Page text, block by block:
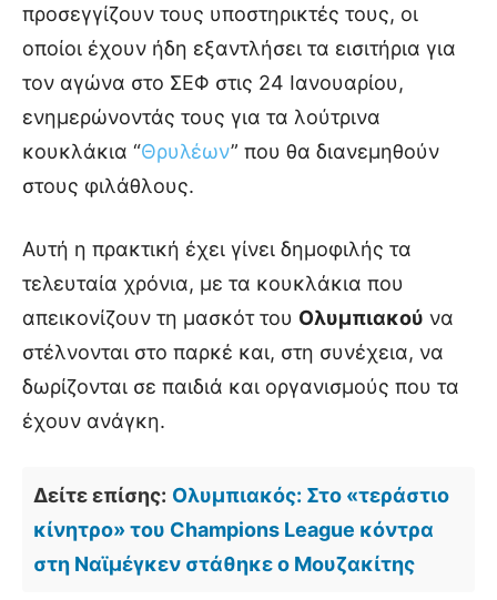
προσεγγίζουν τους υποστηρικτές τους, οι
οποίοι έχουν ήδη εξαντλήσει τα εισιτήρια για
τον αγώνα στο ΣΕΦ στις 24 Ιανουαρίου,
ενημερώνοντάς τους για τα λούτρινα
κουκλάκια “Θρυλέων” που θα διανεμηθούν
στους φιλάθλους.
Αυτή η πρακτική έχει γίνει δημοφιλής τα
τελευταία χρόνια, με τα κουκλάκια που
απεικονίζουν τη μασκότ του Ολυμπιακού να
στέλνονται στο παρκέ και, στη συνέχεια, να
δωρίζονται σε παιδιά και οργανισμούς που τα
έχουν ανάγκη.
Δείτε επίσης: Ολυμπιακός: Στο «τεράστιο
κίνητρο» του Champions League κόντρα
στη Ναϊμέγκεν στάθηκε ο Μουζακίτης